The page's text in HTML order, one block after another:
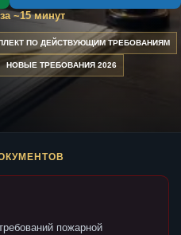
~15 минут
ПО ДЕЙСТВУЮЩИМ ТРЕБОВАНИЯМ
НОВЫЕ ТРЕБОВАНИЯ 2026
пожарной